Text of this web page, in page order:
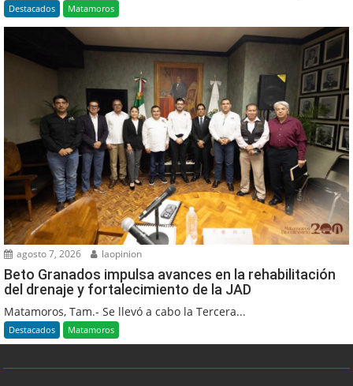
Destacados Matamoros
agosto 7, 2026 laopinion
Beto Granados impulsa avances en la rehabilitación
del drenaje y fortalecimiento de la JAD
Matamoros, Tam.- Se llevó a cabo la Tercera...
Destacados Matamoros